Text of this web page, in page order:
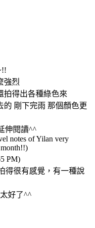
強烈
拍得出各種綠色來
的 剛下完雨 那個顏色更
伸閱讀^^
notes of Yilan very
PM)
得很有感覺，有一種說
好了^^